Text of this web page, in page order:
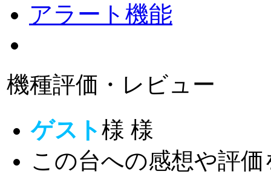
アラート機能
機種評価・レビュー
ゲスト様 様
この台への感想や評価